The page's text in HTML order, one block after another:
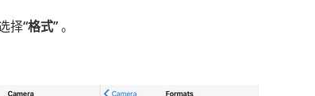
择“格式”。